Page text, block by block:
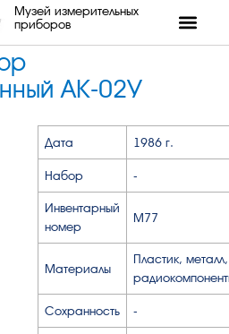
Музей измерительных
приборов
АК-02У
Дата 1986 г.
Набор -
Инвентарный
номер
М77
Материалы
Пластик, металл,
Сохранность -